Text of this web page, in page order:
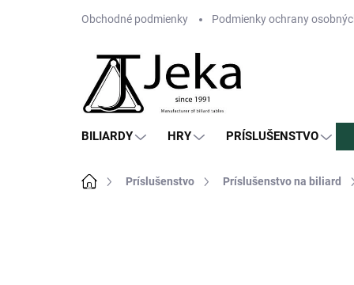
Obchodné podmienky Podmienky ochrany
BILIARDY HRY PRÍSLUŠENSTVO
DomovPríslušenstvo Príslušenstvo na biliard